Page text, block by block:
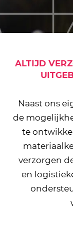
ALTIJD
Naast ons
de
te
verzorgen
en